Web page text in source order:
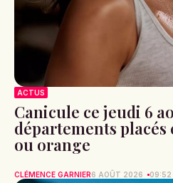
ACTUS
Canicule ce jeudi 6
départements
ou orange
CLÉMENCE GARNIER6 AOÛT 2026 09:52